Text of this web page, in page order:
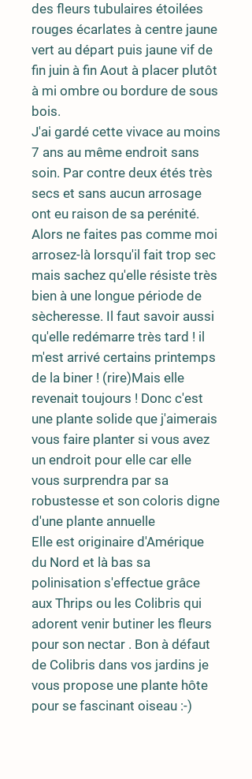
des fleurs tubulaires étoilées
rouges écarlates à centre jaune
vert au départ puis jaune vif de
fin juin à fin Aout à placer plutôt
à mi ombre ou bordure de sous
bois.
J'ai gardé cette vivace au moins
7 ans au même endroit sans
soin. Par contre deux étés très
secs et sans aucun arrosage
ont eu raison de sa perénité.
Alors ne faites pas comme moi
arrosez-là lorsqu'il fait trop sec
mais sachez qu'elle résiste très
bien à une longue période de
sècheresse. Il faut savoir aussi
qu'elle redémarre très tard ! il
m'est arrivé certains printemps
de la biner ! (rire)Mais elle
revenait toujours ! Donc c'est
une plante solide que j'aimerais
vous faire planter si vous avez
un endroit pour elle car elle
vous surprendra par sa
robustesse et son coloris digne
d'une plante annuelle
Elle est originaire d'Amérique
du Nord et là bas sa
polinisation s'effectue grâce
aux Thrips ou les Colibris qui
adorent venir butiner les fleurs
pour son nectar . Bon à défaut
de Colibris dans vos jardins je
vous propose une plante hôte
pour se fascinant oiseau :-)